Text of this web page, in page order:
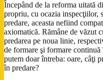
Începând de la reforma uitată
propriu, cu ocazia inspecţiilor,
predare, aceasta nefiind
axiomatică. Rămâne de văzut
predarea pe noua linie,
de formare şi formare continuă
putem doar întreba: oare, câţi
în predare?